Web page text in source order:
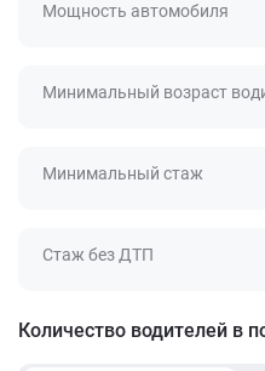
Мощность автомобиля
Минимальный возраст
Минимальный стаж
Стаж без ДТП
Количество водителей в